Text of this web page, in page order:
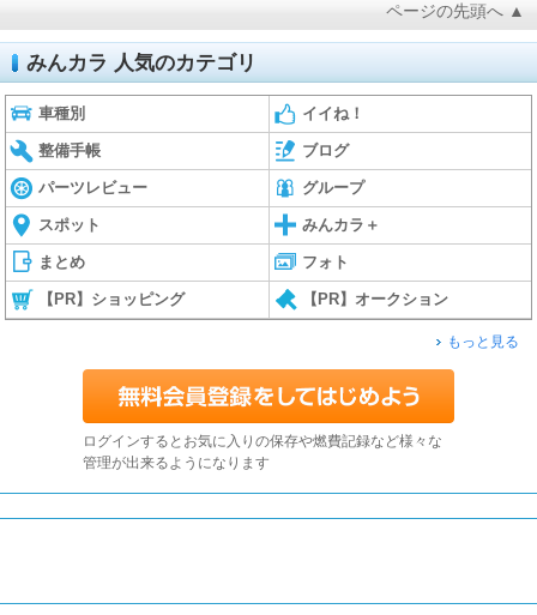
ページの先頭へ ▲
みんカラ 人気のカテゴリ
車種別 イイね！
整備手帳 ブログ
パーツレビュー グループ
スポット みんカラ＋
まとめ フォト
【PR】ショッピング 【PR】オークション
もっと見る
ログインするとお気に入りの保存や燃費記録など様々な
管理が出来るようになります